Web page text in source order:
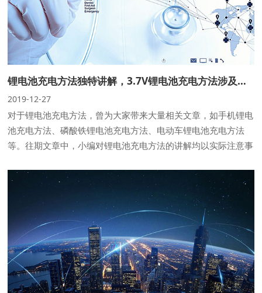
锂电池充电方法独特讲解，3.7V锂电池充电方法涉及的4大阶段
2019-12-27
对于锂电池充电方法，曾为大家带来大量相关文章，如手机锂电
池充电方法、磷酸铁锂电池充电方法、电动车锂电池充电方法
等。往期文章中，小编对锂电池充电方法的讲解均以实际注意事